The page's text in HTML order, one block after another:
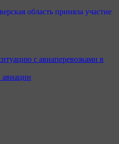
область приняла участие
с авиаперевозками в